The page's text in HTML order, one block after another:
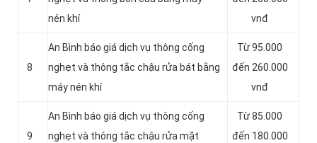
nén khí
vnđ
8
An Bình báo giá dịch vụ thông cống
nghẹt và thông tắc chậu rửa bát bằng
máy nén khí
Từ 95.000
đến 260.000
vnđ
9
An Bình báo giá dịch vụ thông cống
nghẹt và thông tắc chậu rửa mặt
Từ 85.000
đến 180.000